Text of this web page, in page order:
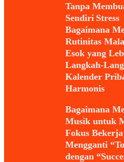
Tanpa
Sendiri Stress
Bagaimana
Rutinitas
Esok yang
Langkah-
Kalender
Harmonis
Bagaimana
Musik untuk
Fokus Bekerja
Mengganti
dengan